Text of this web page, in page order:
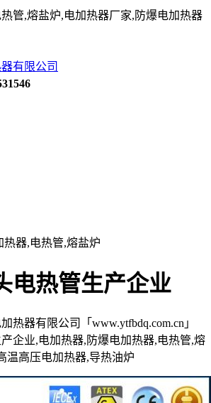
管,熔盐炉,电加热器厂家,防爆电加热器
有限公司
电热管生产企业
热器有限公司「www.ytfbdq.com.cn」
企业,电加热器,防爆电加热器,电热管,熔
温高压电加热器,导热油炉